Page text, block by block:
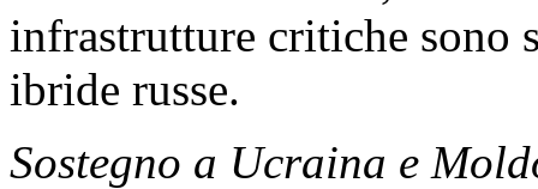
infrastrutture critiche sono
ibride russe.
Sostegno a Ucraina e